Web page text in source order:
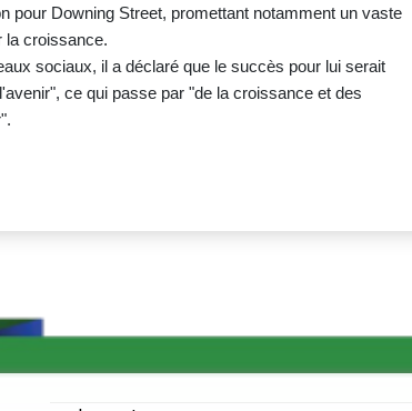
pour Downing Street, promettant notamment un vaste
la croissance.
sociaux, il a déclaré que le succès pour lui serait
ce qui passe par "de la croissance et des